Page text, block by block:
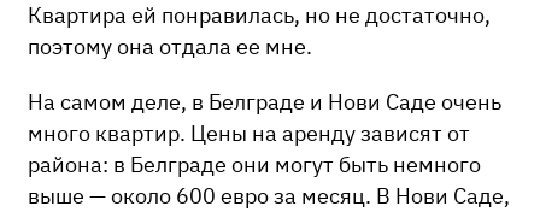
Квартира ей понравилась, но не достаточно,
поэтому она отдала ее мне.
На самом деле, в Белграде и Нови Саде очень
много квартир. Цены на аренду зависят от
района: в Белграде они могут быть немного
выше — около 600 евро за месяц. В Нови Саде,